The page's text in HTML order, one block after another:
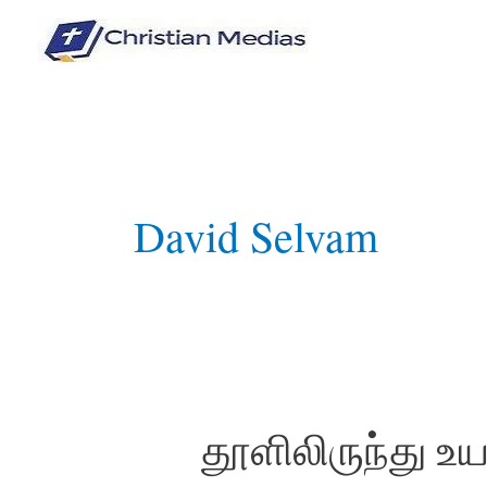
David Selvam
தூளிலிருந்து